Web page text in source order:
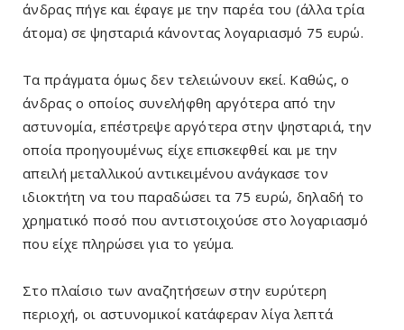
άνδρας πήγε και έφαγε με την παρέα του (άλλα τρία
άτομα) σε ψησταριά κάνοντας λογαριασμό 75 ευρώ.
Τα πράγματα όμως δεν τελειώνουν εκεί. Καθώς, ο
άνδρας ο οποίος συνελήφθη αργότερα από την
αστυνομία, επέστρεψε αργότερα στην ψησταριά, την
οποία προηγουμένως είχε επισκεφθεί και με την
απειλή μεταλλικού αντικειμένου ανάγκασε τον
ιδιοκτήτη να του παραδώσει τα 75 ευρώ, δηλαδή το
χρηματικό ποσό που αντιστοιχούσε στο λογαριασμό
που είχε πληρώσει για το γεύμα.
Στο πλαίσιο των αναζητήσεων στην ευρύτερη
περιοχή, οι αστυνομικοί κατάφεραν λίγα λεπτά